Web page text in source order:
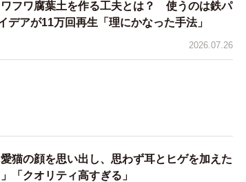
フワ腐葉土を作る工夫とは？ 使うのは鉄パ
アが11万回再生「理にかなった手法」
2026.07.26
猫の顔を思い出し、思わず耳とヒゲを加えた
クオリティ高すぎる」